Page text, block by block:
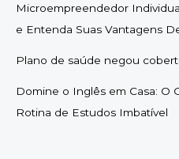
Microempreendedor
e Entenda Suas Vantagens
Plano de saúde negou
Domine o Inglês em Casa: O
Rotina de Estudos Imbatível